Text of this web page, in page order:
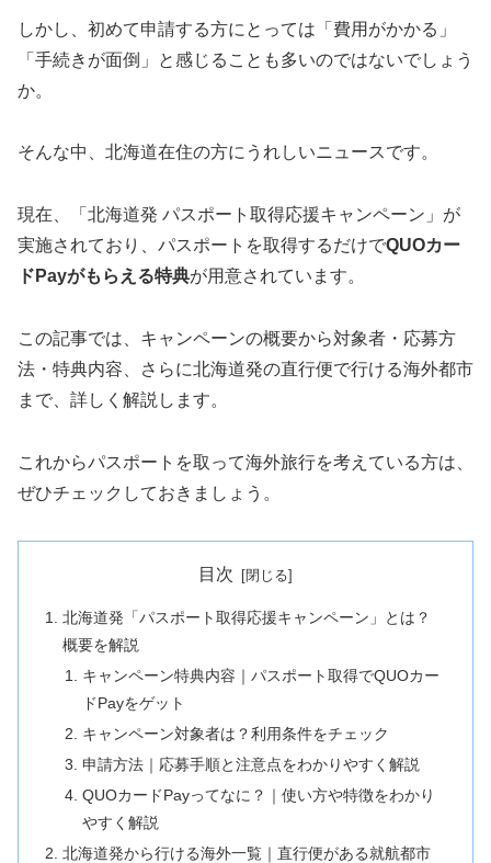
しかし、初めて申請する方にとっては「費用がかかる」
「手続きが面倒」と感じることも多いのではないでしょう
か。
そんな中、北海道在住の方にうれしいニュースです。
現在、「北海道発 パスポート取得応援キャンペーン」が
実施されており、パスポートを取得するだけでQUOカー
ドPayがもらえる特典が用意されています。
この記事では、キャンペーンの概要から対象者・応募方
法・特典内容、さらに北海道発の直行便で行ける海外都市
まで、詳しく解説します。
これからパスポートを取って海外旅行を考えている方は、
ぜひチェックしておきましょう。
目次
北海道発「パスポート取得応援キャンペーン」とは？
概要を解説
キャンペーン特典内容｜パスポート取得でQUOカー
ドPayをゲット
キャンペーン対象者は？利用条件をチェック
申請方法｜応募手順と注意点をわかりやすく解説
QUOカードPayってなに？｜使い方や特徴をわかり
やすく解説
北海道発から行ける海外一覧｜直行便がある就航都市